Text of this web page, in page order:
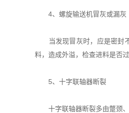
4、螺旋输送机冒灰或漏灰
当发现冒灰时，应是密封不
料，造成外溢，检查进料是否
5、十字联轴器断裂
十字联轴器断裂多由蹩颈、